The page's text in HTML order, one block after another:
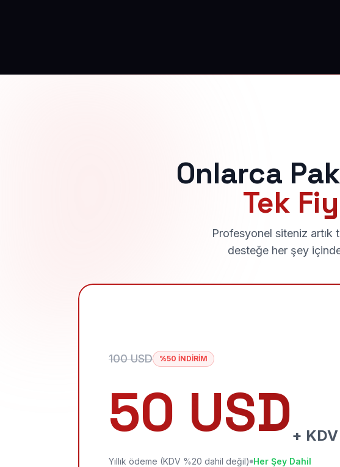
Onlarca
Tek
Profesyonel siteniz artık
desteğe her şey
100 USD %50 İNDİRİM
50 USD + KDV
Yıllık ödeme (KDV %20 dahil değil) Her Şey Dahil